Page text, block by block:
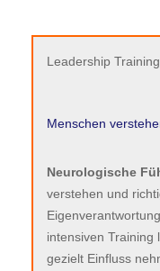
Leadership Training
Menschen
Neurologische
verstehen und
intensiven Training
gezielt Einfluss